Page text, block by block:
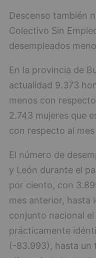
Descenso también
Colectivo Sin
desempleados
En la provincia de
actualidad 9.373
menos con
2.743 mujeres que
con respecto al
El número de
y León durante el
por ciento, con
mes anterior, hasta
conjunto nacional
prácticamente
(-83.993), hasta un